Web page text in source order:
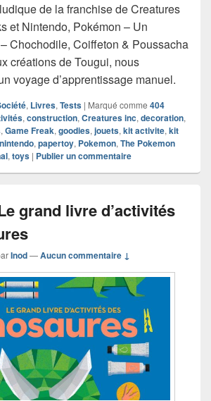
de la franchise de Creatures
et Nintendo, Pokémon – Un
Chochodile, Coiffeton & Poussacha
créations de Tougui, nous
voyage d’apprentissage manuel.
, Livres, Tests | Marqué comme 404
, construction, Creatures inc, decoration,
, Game Freak, goodies, jouets, kit activite, kit
nintendo, papertoy, Pokemon, The Pokemon
, toys | Publier un commentaire
grand livre d’activités
Inod—Aucun commentaire ↓